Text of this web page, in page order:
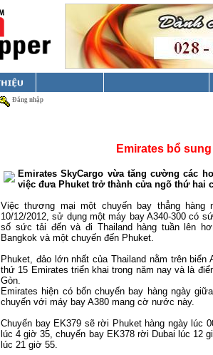
Đăng nhập
Emirates bổ
Emirates SkyCargo vừa tăng cường các
việc đưa Phuket trở thành cửa ngõ thứ hai
Việc thương mại một chuyến bay thẳng
10/12/2012, sử dụng một máy bay A340-300 có
số sức tải đến và đi Thailand hàng tuần lên
Bangkok và một chuyến đến Phuket.
Phuket, đảo lớn nhất của Thailand nằm trên
thứ 15 Emirates triển khai trong năm nay và là
Gòn.
Emirates hiện có bốn chuyến bay hàng ngày giữa
chuyến với máy bay A380 mang cờ nước này.
Chuyến bay EK379 sẽ rời Phuket hàng ngày lúc
lúc 4 giờ 35, chuyến bay EK378 rời Dubai lúc 12
lúc 21 giờ 55.